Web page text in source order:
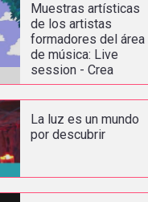
Muestras artísticas
de los artistas
formadores del área
de música: Live
session - Crea
La luz es un mundo
por descubrir